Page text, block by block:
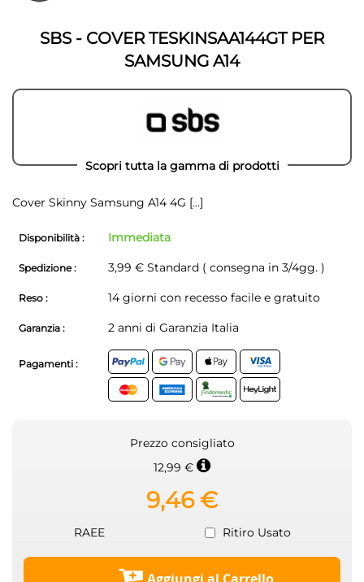
galleria
immagini
SBS - COVER TESKINSAA144GT PER
SAMSUNG A14
Scopri tutta la gamma di prodotti
Cover Skinny Samsung A14 4G [...]
Disponibilità : Immediata
Spedizione : 3,99 € Standard ( consegna in 3/4gg. )
Reso : 14 giorni con recesso facile e gratuito
Garanzia : 2 anni di Garanzia Italia
Pagamenti :
Prezzo consigliato
12,99 €
9,46 €
RAEE Ritiro Usato